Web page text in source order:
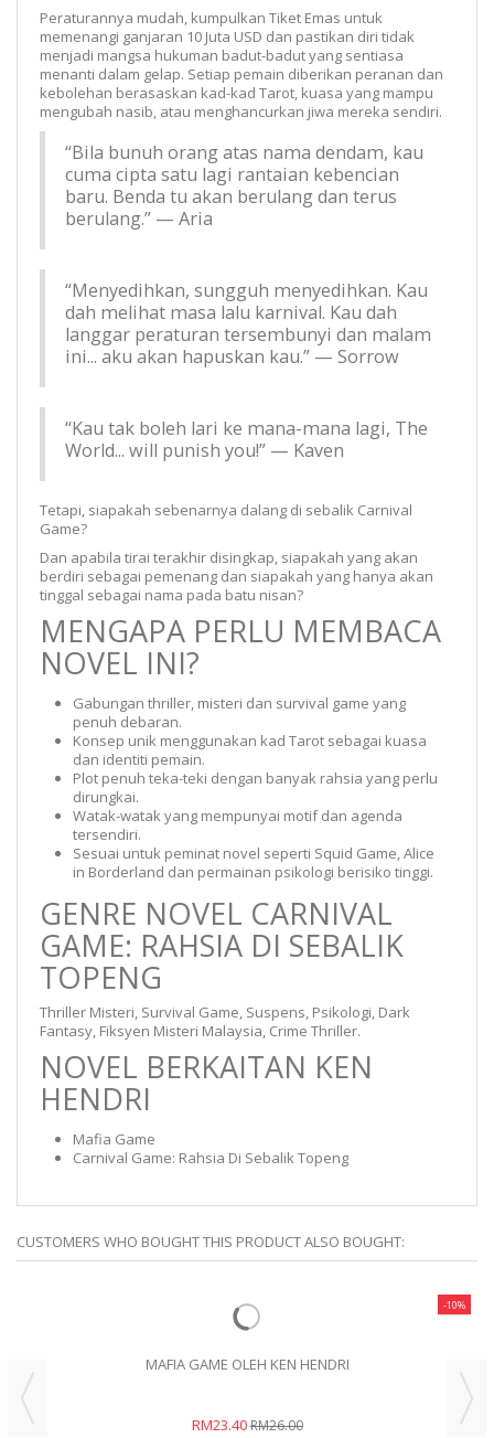
Peraturannya mudah, kumpulkan Tiket Emas untuk
memenangi ganjaran 10 Juta USD dan pastikan diri tidak
menjadi mangsa hukuman badut-badut yang sentiasa
menanti dalam gelap. Setiap pemain diberikan peranan dan
kebolehan berasaskan kad-kad Tarot, kuasa yang mampu
mengubah nasib, atau menghancurkan jiwa mereka sendiri.
“Bila bunuh orang atas nama dendam, kau
cuma cipta satu lagi rantaian kebencian
baru. Benda tu akan berulang dan terus
berulang.” — Aria
“Menyedihkan, sungguh menyedihkan. Kau
dah melihat masa lalu karnival. Kau dah
langgar peraturan tersembunyi dan malam
ini... aku akan hapuskan kau.” — Sorrow
“Kau tak boleh lari ke mana-mana lagi, The
World... will punish you!” — Kaven
Tetapi, siapakah sebenarnya dalang di sebalik Carnival
Game?
Dan apabila tirai terakhir disingkap, siapakah yang akan
berdiri sebagai pemenang dan siapakah yang hanya akan
tinggal sebagai nama pada batu nisan?
MENGAPA PERLU MEMBACA
NOVEL INI?
Gabungan thriller, misteri dan survival game yang
penuh debaran.
Konsep unik menggunakan kad Tarot sebagai kuasa
dan identiti pemain.
Plot penuh teka-teki dengan banyak rahsia yang perlu
dirungkai.
Watak-watak yang mempunyai motif dan agenda
tersendiri.
Sesuai untuk peminat novel seperti Squid Game, Alice
in Borderland dan permainan psikologi berisiko tinggi.
GENRE NOVEL CARNIVAL
GAME: RAHSIA DI SEBALIK
TOPENG
Thriller Misteri, Survival Game, Suspens, Psikologi, Dark
Fantasy, Fiksyen Misteri Malaysia, Crime Thriller.
NOVEL BERKAITAN KEN
HENDRI
Mafia Game
Carnival Game: Rahsia Di Sebalik Topeng
CUSTOMERS WHO BOUGHT THIS PRODUCT ALSO BOUGHT:
-10%
MAFIA GAME OLEH KEN HENDRI
RM23.40RM26.00